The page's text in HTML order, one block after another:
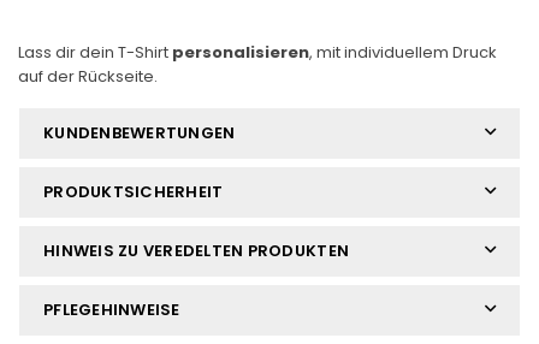
Lass dir dein T-Shirt personalisieren, mit individuellem Druck
auf der Rückseite.
KUNDENBEWERTUNGEN
PRODUKTSICHERHEIT
HINWEIS ZU VEREDELTEN PRODUKTEN
PFLEGEHINWEISE